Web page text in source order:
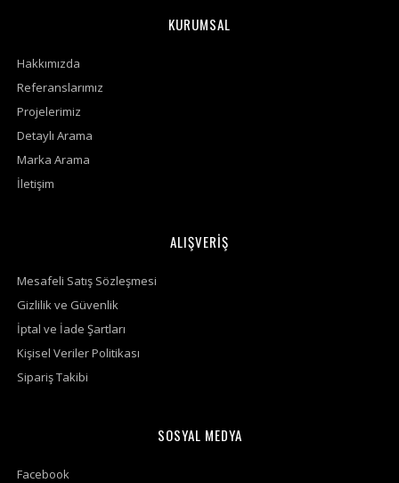
KURUMSAL
Hakkımızda
Referanslarımız
Projelerimiz
Detaylı Arama
Marka Arama
İletişim
ALIŞVERİŞ
Mesafeli Satış Sözleşmesi
Gizlilik ve Güvenlik
İptal ve İade Şartları
Kişisel Veriler Politikası
Sipariş Takibi
SOSYAL MEDYA
Facebook